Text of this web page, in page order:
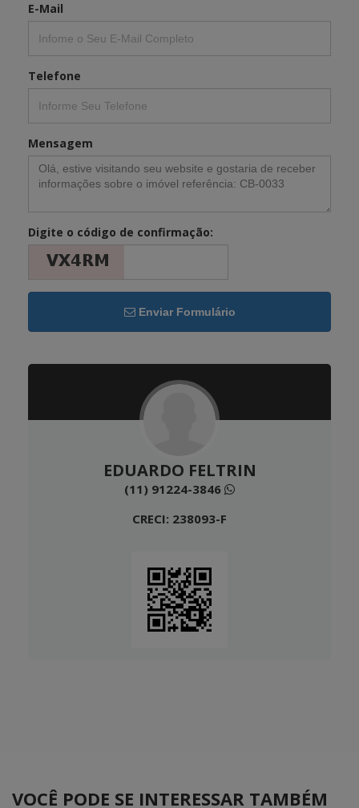
E-Mail
Telefone
Mensagem
Digite o código de confirmação:
Enviar Formulário
EDUARDO FELTRIN
(11) 91224-3846
CRECI: 238093-F
VOCÊ PODE SE INTERESSAR TAMBÉM